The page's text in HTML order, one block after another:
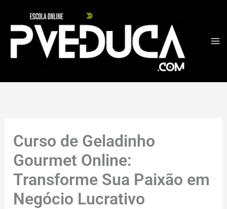
Curso de Geladinho
Gourmet Online:
Transforme Sua Paixão em
Negócio Lucrativo